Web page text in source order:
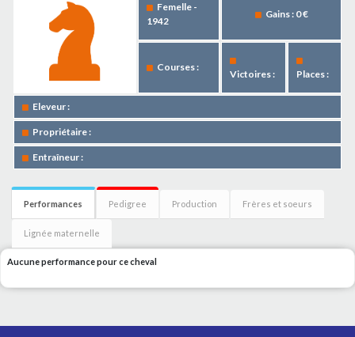
Femelle -
1942
Gains : 0 €
Courses :
Victoires : Places :
Eleveur :
Propriétaire :
Entraîneur :
Performances Pedigree Production Frères et soeurs
Lignée maternelle
Aucune performance pour ce cheval